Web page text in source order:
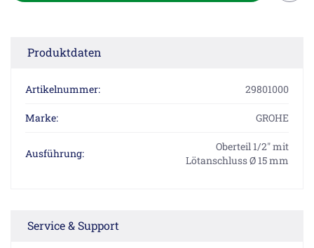
Produktdaten
Artikelnummer: 29801000
Marke: GROHE
Ausführung:
Oberteil 1/2" mit
Lötanschluss Ø 15 mm
Service & Support